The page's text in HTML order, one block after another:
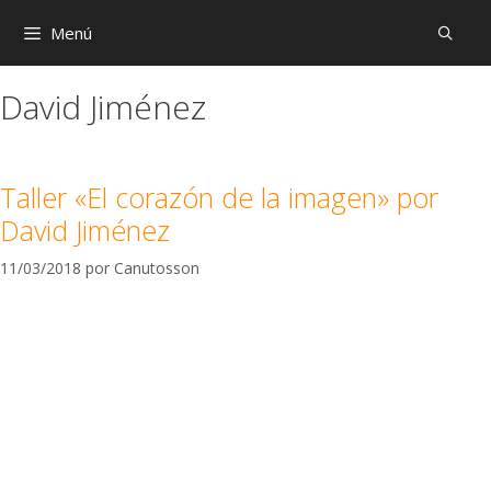
Menú
David Jiménez
Taller «El corazón de la imagen» por
David Jiménez
11/03/2018 por Canutosson